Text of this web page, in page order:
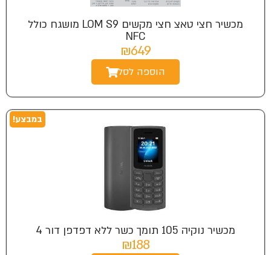
מכשיר חצי טאצ חצי מקשים LOM S9 מושגח כולל
NFC
₪649
הוספה לסל
במבצע!
מכשיר נוקיה 105 תומך כשר ללא דפדפן דור 4
₪188